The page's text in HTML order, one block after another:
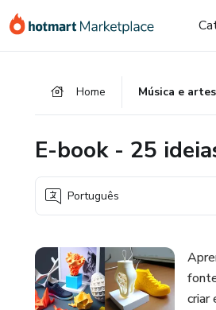
para
para
para
Home Música e artes
E-book - 25
Português
criar